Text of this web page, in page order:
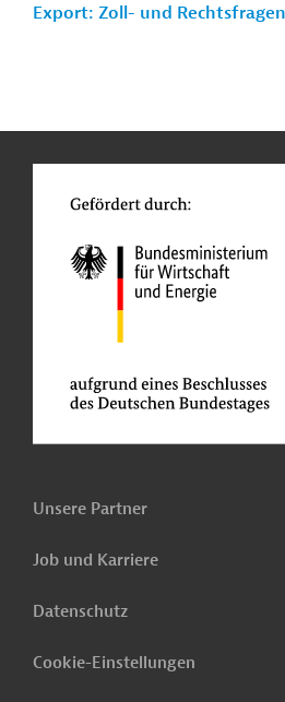
Export: Zoll- und Rechtsfragen
Unsere Partner
Job und Karriere
Datenschutz
Cookie-Einstellungen